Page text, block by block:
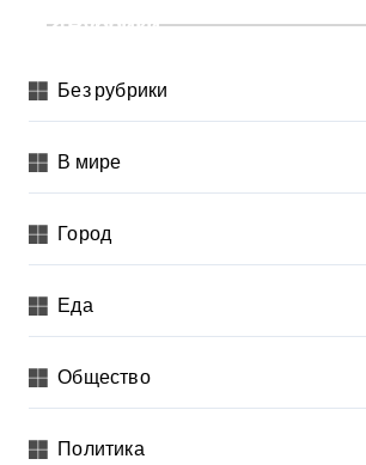
Рубрики
Без рубрики
В мире
Город
Еда
Общество
Политика